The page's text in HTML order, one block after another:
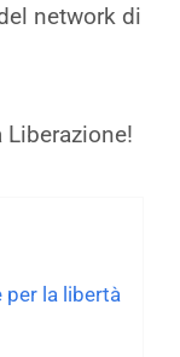
network di
Liberazione!
la libertà